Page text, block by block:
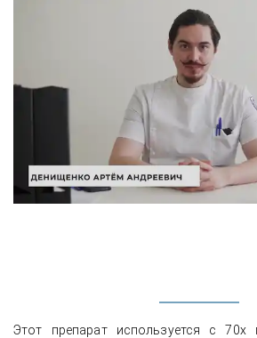
Этот препарат используется с 70х